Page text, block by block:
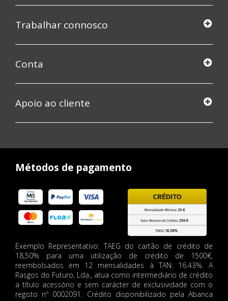
Trabalhar connosco
Conta
Apoio ao cliente
Métodos de pagamento
Exemplo Representativo: TAEG do cartão de crédito de
18,50% para uma utilização de crédito de 1500€,
reembolsados em 12 mensalidades à TAN: 16.43%. A
Rasgos do Futuro, Lda., atua como intermediário de crédito
a título acessório e sem carácter de exclusividade com o
registo nº 0002091. Crédito disponibilizado pela Abanca